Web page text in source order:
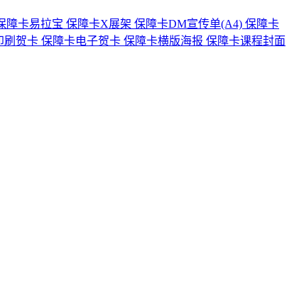
障卡易拉宝 保障卡X展架 保障卡DM宣传单(A4) 保障卡
刷贺卡 保障卡电子贺卡 保障卡横版海报 保障卡课程封面